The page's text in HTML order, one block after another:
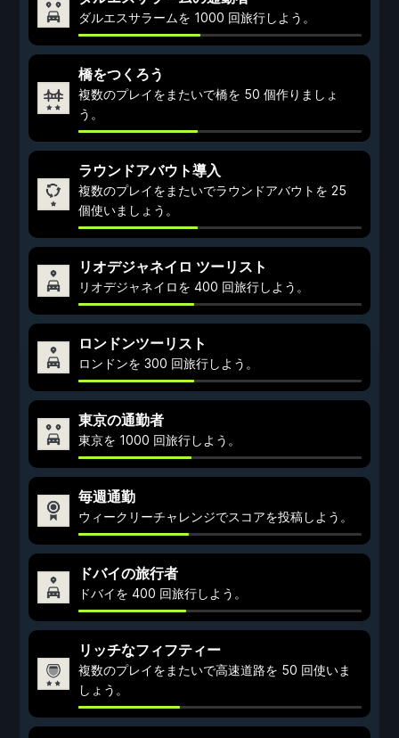
ダルエスサラームを 1000 回旅行しよう。
橋をつくろう
複数のプレイをまたいで橋を 50 個作りましょ
う。
ラウンドアバウト導入
複数のプレイをまたいでラウンドアバウトを 25
個使いましょう。
リオデジャネイロ ツーリスト
リオデジャネイロを 400 回旅行しよう。
ロンドンツーリスト
ロンドンを 300 回旅行しよう。
東京の通勤者
東京を 1000 回旅行しよう。
毎週通勤
ウィークリーチャレンジでスコアを投稿しよう。
ドバイの旅行者
ドバイを 400 回旅行しよう。
リッチなフィフティー
複数のプレイをまたいで高速道路を 50 回使いま
しょう。